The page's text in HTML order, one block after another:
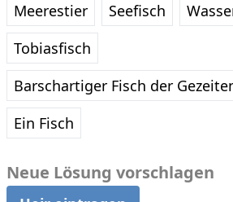
Meerestier
Seefisch
Tobiasfisch
Barschartiger Fisch der
Ein Fisch
Neue Lösung vorschlagen